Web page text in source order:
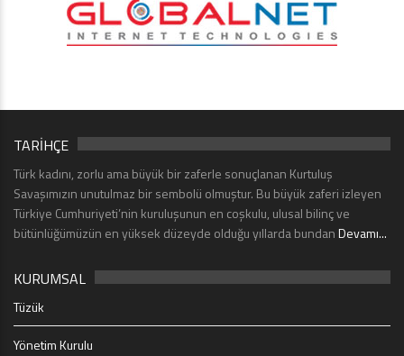
TARİHÇE
Türk kadını, zorlu ama büyük bir zaferle sonuçlanan Kurtuluş
Savaşımızın unutulmaz bir sembolü olmuştur. Bu büyük zaferi izleyen
Türkiye Cumhuriyeti’nin kuruluşunun en coşkulu, ulusal bilinç ve
bütünlüğümüzün en yüksek düzeyde olduğu yıllarda bundanDevamı...
KURUMSAL
Tüzük
Yönetim Kurulu